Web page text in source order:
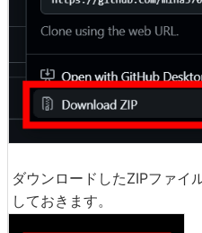
ダウンロードしたZIPファイ
しておきます。